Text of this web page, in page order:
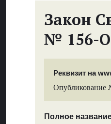
Закон
№ 156-
Реквизит на
Опубликование
Полное